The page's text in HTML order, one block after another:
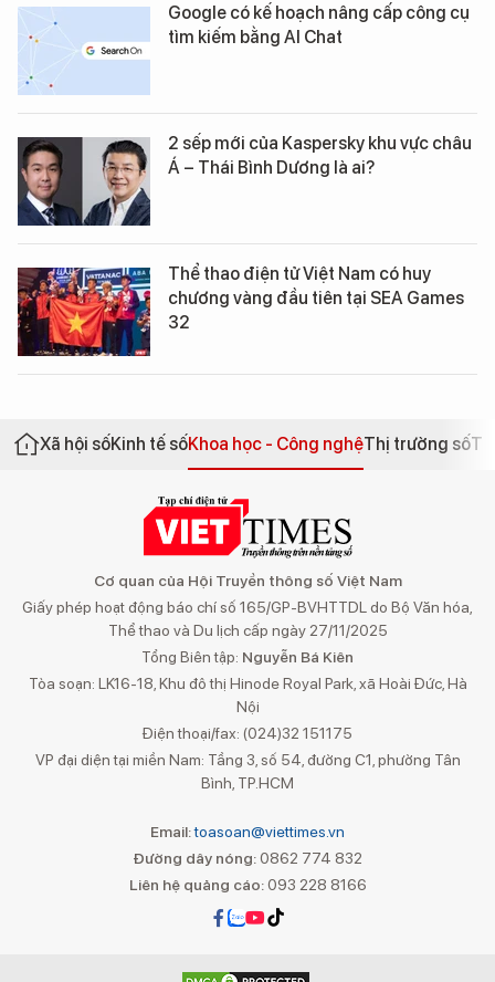
Google có kế hoạch nâng cấp công cụ
tìm kiếm bằng AI Chat
2 sếp mới của Kaspersky khu vực châu
Á – Thái Bình Dương là ai?
Thể thao điện tử Việt Nam có huy
chương vàng đầu tiên tại SEA Games
32
Xã hội sốKinh tế sốKhoa học - Công nghệThị trường số
Cơ quan của Hội Truyền thông số Việt Nam
Giấy phép hoạt động báo chí số 165/GP-BVHTTDL do Bộ Văn hóa,
Thể thao và Du lịch cấp ngày 27/11/2025
Tổng Biên tập: Nguyễn Bá Kiên
Tòa soạn: LK16-18, Khu đô thị Hinode Royal Park, xã Hoài Đức, Hà
Nội
Điện thoại/fax: (024)32 151175
VP đại diện tại miền Nam: Tầng 3, số 54, đường C1, phường Tân
Bình, TP.HCM
Email:toasoan@viettimes.vn
Đường dây nóng: 0862 774 832
Liên hệ quảng cáo:093 228 8166